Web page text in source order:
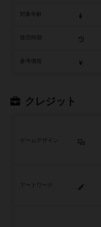
対象年齢
参考価格
クレジット
ゲームデザイン
アートワーク